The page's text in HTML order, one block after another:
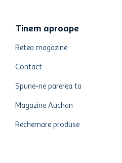
Tinem aproape
Retea magazine
Contact
Spune-ne parerea ta
Magazine Auchan
Rechemare produse